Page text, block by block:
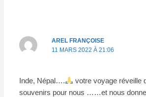
AREL FRANÇOISE
11 MARS 2022 À 21:06
Inde, Népal….
votre voyage réveille
souvenirs pour nous ……et nous